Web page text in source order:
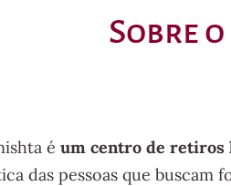
Sobre
é um centro de retiros
das pessoas que